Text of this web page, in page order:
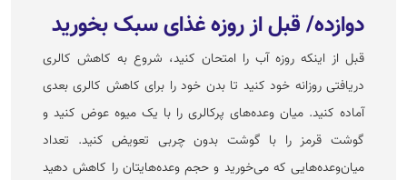
دوازده/ قبل از روزه غذای سبک بخورید
قبل از اینکه روزه آب را امتحان کنید، شروع به کاهش کالری
دریافتی روزانه خود کنید تا بدن خود را برای کاهش کالری بعدی
آماده کنید. میان وعده‌های پرکالری را با یک میوه عوض کنید و
گوشت قرمز را با گوشت بدون چربی تعویض کنید. تعداد
میان‌وعده‌هایی که می‌خورید و حجم وعده‌هایتان را کاهش دهید